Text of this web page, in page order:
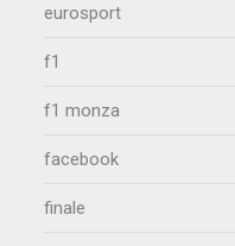
eurosport
f1
f1 monza
facebook
finale